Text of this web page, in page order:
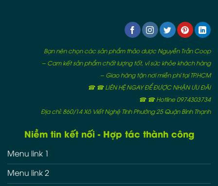
Bạn nên chọn các sản phẩm thảo dược Nguyễn Trần Coop
– Cam kết sản phẩm chất lượng tốt, vì sức khỏe khách hàng
– Giao hàng tận nơi miễn phí tại TP.HCM
☎ ☎ LIÊN HỆ NGAY ĐỂ ĐƯỢC NHẬN ƯU ĐÃI
☎ ☎ Hotline 0974303734
Địa chỉ: 860/14 Xô Viết Nghệ Tĩnh Phường 25 Quận Bình Thạnh
Niềm tin kết nối - Hợp tác thành công
Menu link 1
Menu link 2